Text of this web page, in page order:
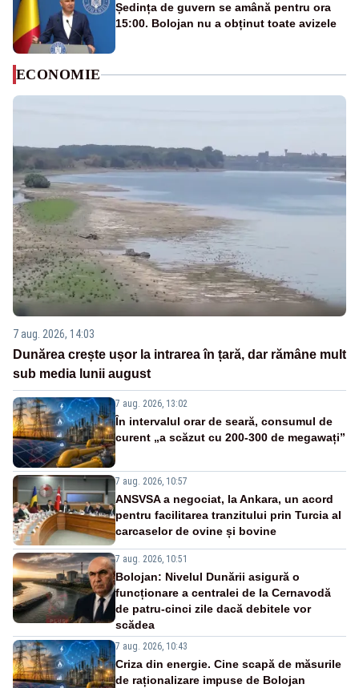
Ședința de guvern se amână pentru ora
15:00. Bolojan nu a obținut toate avizele
ECONOMIE
7 aug. 2026, 14:03
Dunărea crește ușor la intrarea în țară, dar rămâne mult
sub media lunii august
7 aug. 2026, 13:02
În intervalul orar de seară, consumul de
curent „a scăzut cu 200-300 de megawați”
7 aug. 2026, 10:57
ANSVSA a negociat, la Ankara, un acord
pentru facilitarea tranzitului prin Turcia al
carcaselor de ovine și bovine
7 aug. 2026, 10:51
Bolojan: Nivelul Dunării asigură o
funcționare a centralei de la Cernavodă
de patru-cinci zile dacă debitele vor
scădea
7 aug. 2026, 10:43
Criza din energie. Cine scapă de măsurile
de raționalizare impuse de Bolojan